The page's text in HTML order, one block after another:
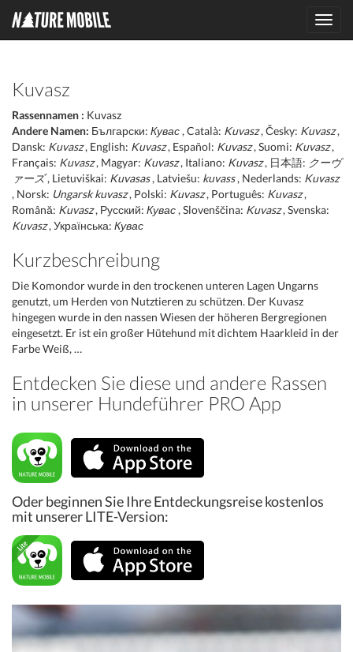
Kuvasz
Rassennamen : Kuvasz
Andere Namen: Български: Кувас , Català: Kuvasz, Česky: Kuvasz,
Dansk: Kuvasz, English: Kuvasz, Español: Kuvasz, Suomi: Kuvasz,
Français: Kuvasz, Magyar: Kuvasz, Italiano: Kuvasz, 日本語: クーヴ
ァーズ, Lietuviškai: Kuvasas, Latviešu: kuvass, Nederlands: Kuvasz
, Norsk: Ungarsk kuvasz, Polski: Kuvasz, Português: Kuvasz,
Română: Kuvasz, Русский: Кувас , Slovenščina: Kuvasz, Svenska:
Kuvasz, Українська: Кувас
Kurzbeschreibung
Die Komondor wurde in den trockenen unteren Lagen Ungarns
genutzt, um Herden von Nutztieren zu schützen. Der Kuvasz
hingegen wurde in den nassen Wiesen der höheren Bergregionen
eingesetzt. Er ist ein großer Hütehund mit dichtem Haarkleid in der
Farbe Weiß, …
Entdecken Sie diese und andere Rassen
in unserer Hundeführer PRO App
Oder beginnen Sie Ihre Entdeckungsreise kostenlos
mit unserer LITE-Version: